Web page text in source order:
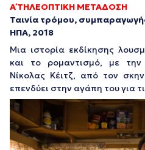
Α΄ ΤΗΛΕΟΠΤΙΚΗ ΜΕΤΑΔΟΣΗ
Ταινία τρόμου,
ΗΠΑ, 2018
Μια ιστορία εκδίκησης
και το ρομαντισμό, με την
Νίκολας Κέιτζ, από τον
επενδύει στην αγάπη του για